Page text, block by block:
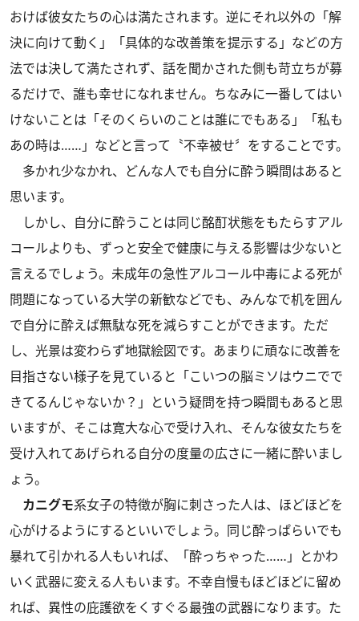
おけば彼女たちの心は満たされます。逆にそれ以外の「解
決に向けて動く」「具体的な改善策を提示する」などの方
法では決して満たされず、話を聞かされた側も苛立ちが募
るだけで、誰も幸せになれません。ちなみに一番してはい
けないことは「そのくらいのことは誰にでもある」「私も
あの時は……」などと言って〝不幸被せ〞をすることです。
多かれ少なかれ、どんな人でも自分に酔う瞬間はあると
思います。
しかし、自分に酔うことは同じ酩酊状態をもたらすアル
コールよりも、ずっと安全で健康に与える影響は少ないと
言えるでしょう。未成年の急性アルコール中毒による死が
問題になっている大学の新歓などでも、みんなで机を囲ん
で自分に酔えば無駄な死を減らすことができます。ただ
し、光景は変わらず地獄絵図です。あまりに頑なに改善を
目指さない様子を見ていると「こいつの脳ミソはウニでで
きてるんじゃないか？」という疑問を持つ瞬間もあると思
いますが、そこは寛大な心で受け入れ、そんな彼女たちを
受け入れてあげられる自分の度量の広さに一緒に酔いまし
ょう。
カニグモ系女子の特徴が胸に刺さった人は、ほどほどを
心がけるようにするといいでしょう。同じ酔っぱらいでも
暴れて引かれる人もいれば、「酔っちゃった……」とかわ
いく武器に変える人もいます。不幸自慢もほどほどに留め
れば、異性の庇護欲をくすぐる最強の武器になります。た